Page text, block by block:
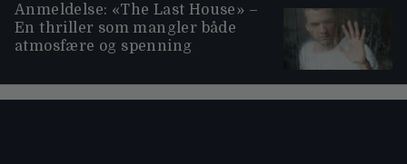
Anmeldelse: «The Last House» –
En thriller som mangler både
atmosfære og spenning